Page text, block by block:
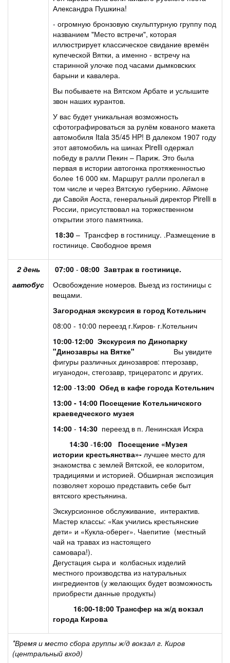
Александра Пушкина!
- огромную бронзовую скульптурную группу под
названием "Место встречи", которая
иллюстрирует классическое свидание времён
купеческой Вятки, а именно - встречу на
старинной улочке под часами дымковских
барыни и кавалера.
Вы побываете на Вятском Арбате и услышите
звон наших курантов.
У вас будет уникальная возможность
сфотографироваться за рулём кованого макета
автомобиля Itala 35/45 HP! В далеком 1907 году
этот автомобиль на шинах Pirelli одержал
победу в ралли Пекин – Париж. Это была
первая в истории автогонка протяженностью
более 16 000 км. Маршрут ралли пролегал в
том числе и через Вятскую губернию. Аймоне
ди Савойя Аоста, генеральный директор Pirelli в
России, присутствовал на торжественном
открытии этого памятника.
18:30 – Трансфер в гостиницу. .Размещение в
гостинице. Свободное время
2 день
автобус
07:00 - 08:00 Завтрак в гостинице.
Освобождение номеров. Выезд из гостиницы с
вещами.
Загородная экскурсия в город Котельнич
08:00 - 10:00 переезд г.Киров- г.Котельнич
10:00-12:00 Экскурсия по Динопарку
"Динозавры на Вятке" Вы увидите
фигуры различных динозавров: птерозавр,
игуанодон, стегозавр, трицератопс и других.
12:00 -13:00 Обед в кафе города Котельнич
13:00 - 14:00 Посещение Котельничского
краеведческого музея
14:00 - 14:30 переезд в п. Ленинская Искра
14:30 -16:00
Посещение «Музея
истории крестьянства»- лучшее место для
знакомства с землей Вятской, ее колоритом,
традициями и историей. Обширная экспозиция
позволяет хорошо представить себе быт
вятского крестьянина.
Экскурсионное обслуживание, интерактив.
Мастер классы: «Как учились крестьянские
дети» и «Кукла-оберег». Чаепитие (местный
чай на травах из настоящего
самовара!).
Дегустация сыра и колбасных изделий
местного производства из натуральных
ингредиентов (у желающих будет возможность
приобрести данные продукты)
16:00-18:00 Трансфер на ж/д вокзал
города Кирова
*Время и место сбора группы ж/д вокзал г. Киров
(центральный вход)